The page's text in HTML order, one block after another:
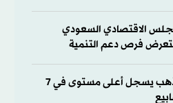
الاقتصادي السعودي
فرص دعم التنمية
الذهب يسجل أعلى مستوى في 7